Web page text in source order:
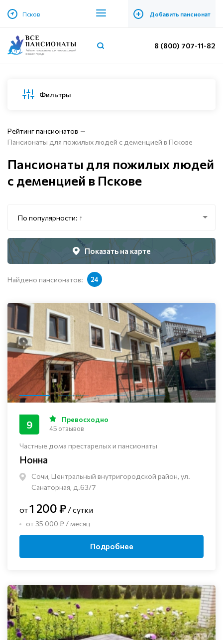
Псков + Добавить пансионат
8 (800) 707-11-82
Фильтры
Рейтинг пансионатов
Пансионаты для пожилых людей с деменцией в Пскове
Пансионаты для пожилых людей
с деменцией в Пскове
По популярности: ↑
Показать на карте
Найдено пансионатов: 24
Частные дома престарелых и пансионаты
Нонна
Сочи, Центральный внутригородской район, ул.
Санаторная, д.63/7
9 Превосходно
45 отзывов
от1 200 ₽ / сутки
от 35 000 ₽ / месяц
Подробнее